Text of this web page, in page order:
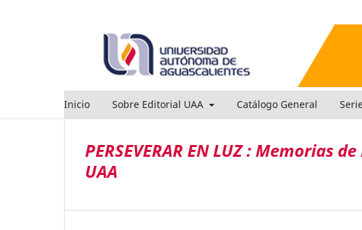
Inicio Sobre Editorial UAA Catálogo General
PERSEVERAR EN LUZ : Memorias
UAA